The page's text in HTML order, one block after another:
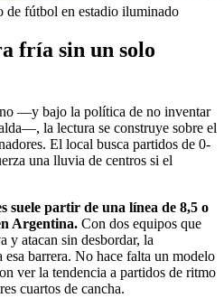
de fútbol en estadio iluminado
fría sin un solo
—y bajo la política de no inventar
la lectura se construye sobre el
El local busca partidos de 0-
una lluvia de centros si el
suele partir de una línea de 8,5 o
Argentina. Con dos equipos que
y atacan sin desbordar, la
barrera. No hace falta un modelo
ver la tendencia a partidos de ritmo
cuartos de cancha.